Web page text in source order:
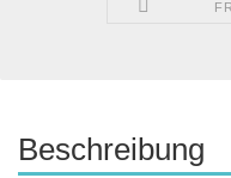
Beschreibung